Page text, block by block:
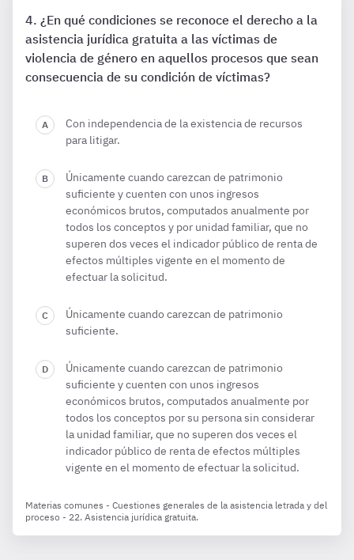
¿En qué condiciones se reconoce el derecho a la
asistencia jurídica gratuita a las víctimas de
violencia de género en aquellos procesos que sean
consecuencia de su condición de víctimas?
Con independencia de la existencia de recursos
para litigar.
Únicamente cuando carezcan de patrimonio
suficiente y cuenten con unos ingresos
económicos brutos, computados anualmente por
todos los conceptos y por unidad familiar, que no
superen dos veces el indicador público de renta de
efectos múltiples vigente en el momento de
efectuar la solicitud.
Únicamente cuando carezcan de patrimonio
suficiente.
Únicamente cuando carezcan de patrimonio
suficiente y cuenten con unos ingresos
económicos brutos, computados anualmente por
todos los conceptos por su persona sin considerar
la unidad familiar, que no superen dos veces el
indicador público de renta de efectos múltiples
vigente en el momento de efectuar la solicitud.
Materias comunes - Cuestiones generales de la asistencia letrada y del
proceso - 22. Asistencia jurídica gratuita.